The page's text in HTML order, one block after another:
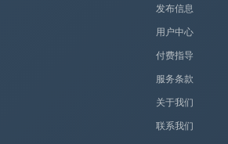
发布信息
用户中心
付费指导
服务条款
关于我们
联系我们